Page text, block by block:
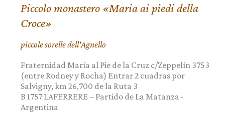
Piccolo monastero «Maria ai piedi della
Croce»
piccole sorelle dell'Agnello
Fraternidad María al Pie de la Cruz c/Zeppelín 3753
(entre Rodney y Rocha) Entrar 2 cuadras por
Salvigny, km 26,700 de la Ruta 3
B 1757LAFERRERE – Partido de La Matanza -
Argentina